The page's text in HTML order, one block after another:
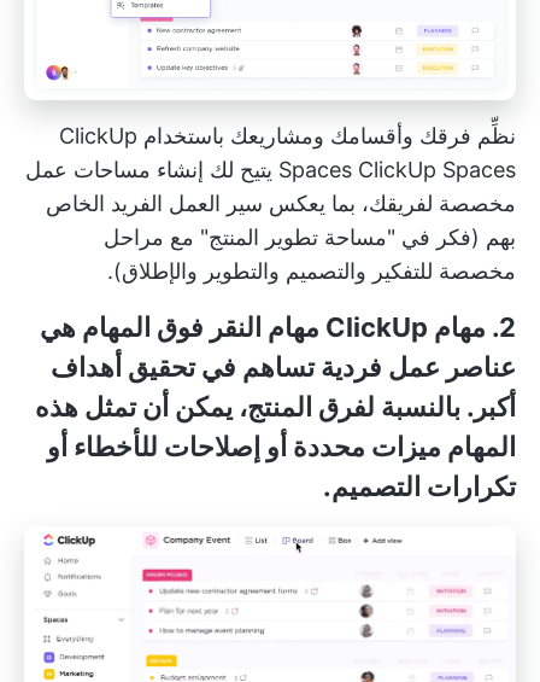
نظِّم فرقك وأقسامك ومشاريعك باستخدام ClickUp
Spaces ClickUp Spaces
يتيح لك إنشاء مساحات عمل
مخصصة لفريقك، بما يعكس سير العمل الفريد الخاص
بهم (فكر في "مساحة تطوير المنتج" مع مراحل
مخصصة للتفكير والتصميم والتطوير والإطلاق).
2. مهام ClickUp مهام النقر فوق المهام هي
عناصر عمل فردية تساهم في تحقيق أهداف
أكبر. بالنسبة لفرق المنتج، يمكن أن تمثل هذه
المهام ميزات محددة أو إصلاحات للأخطاء أو
تكرارات التصميم.